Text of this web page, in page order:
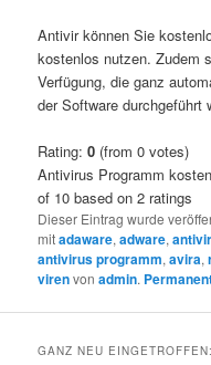
Antivir können Sie
kostenlos nutzen. Zudem
Verfügung, die ganz
der Software durchgeführt
Rating:0 (from 0 votes)
Antivirus Programm
of 10 based on2 ratings
Dieser Eintrag wurde
mitadaware,adware,antivir
antivirus programm,avira,
virenvonadmin.
GANZ NEU EINGETROFFEN: